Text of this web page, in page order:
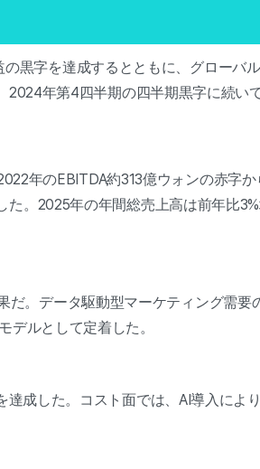
黒字を達成するとともに、グローバ
2024年第4四半期の四半期黒字に続い
年のEBITDA約313億ウォンの赤字
た。2025年の年間総売上高は前年比
。データ駆動型マーケティング需要
デルとして定着した。
達成した。コスト面では、AI導入によ